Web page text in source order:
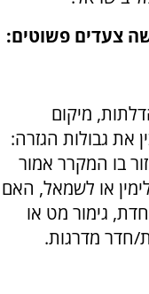
צעדים פשוטים:
מיקום
את גבולות הגזרה:
בו המקרר אמור
או לשמאל, האם
גימור מט או
חדר מדרגות.